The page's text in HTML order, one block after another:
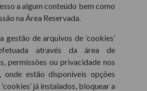
a algum conteúdo bem como
na Área Reservada.
gestão de arquivos de ‘cookies’
através da área de
permissões ou privacidade nos
onde estão disponíveis opções
já instalados, bloquear a